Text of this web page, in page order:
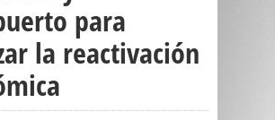
para
la reactivación